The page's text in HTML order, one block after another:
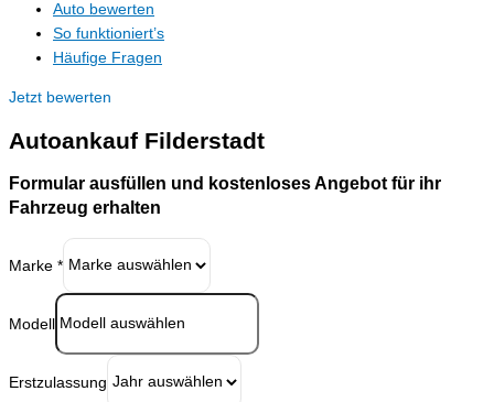
Auto bewerten
So funktioniert’s
Häufige Fragen
Jetzt bewerten
Autoankauf Filderstadt
Formular ausfüllen und kostenloses Angebot für ihr
Fahrzeug erhalten
Marke *
Modell
Erstzulassung